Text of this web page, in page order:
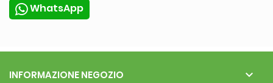
WhatsApp
INFORMAZIONE NEGOZIO 